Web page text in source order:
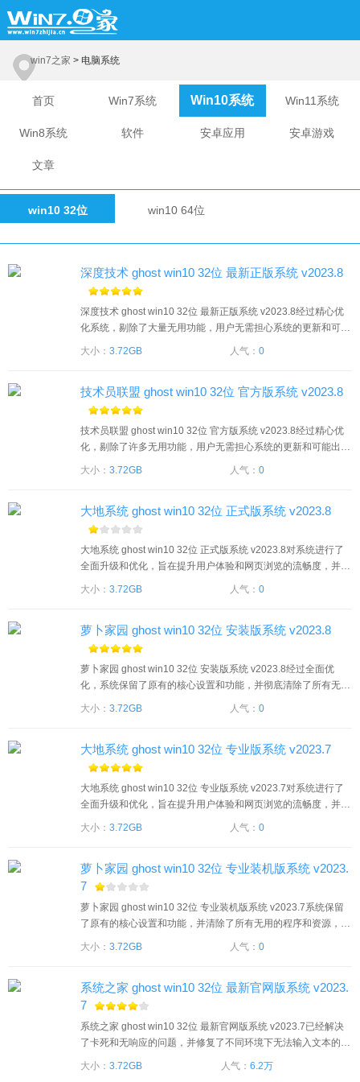
win7之家 > 电脑系统
首页 Win7系统 Win10系统 Win11系统
Win8系统 软件 安卓应用 安卓游戏
文章
win10 32位 win10 64位
深度技术 ghost win10 32位 最新正版系统 v2023.8
深度技术 ghost win10 32位 最新正版系统 v2023.8经过精心优
化系统，剔除了大量无用功能，用户无需担心系统的更新和可能
出现的蓝屏问题。我们细致地处理了各项设置，关闭了大部分不
版系统 v2023.8吧。
大小： 3.72GB 人气： 0
技术员联盟 ghost win10 32位 官方版系统 v2023.8
技术员联盟 ghost win10 32位 官方版系统 v2023.8经过精心优
化，剔除了许多无用功能，用户无需担心系统的更新和可能出现
的蓝屏问题。系统细致地处理了各项设置，关闭了大部分不常用
023.8吧。
大小： 3.72GB 人气： 0
大地系统 ghost win10 32位 正式版系统 v2023.8
大地系统 ghost win10 32位 正式版系统 v2023.8对系统进行了
全面升级和优化，旨在提升用户体验和网页浏览的流畅度，并对
部分硬件进行了优化。系统能够满足不同用户的需求，同时支持
大小： 3.72GB 人气： 0
萝卜家园 ghost win10 32位 安装版系统 v2023.8
萝卜家园 ghost win10 32位 安装版系统 v2023.8经过全面优
化，系统保留了原有的核心设置和功能，并彻底清除了所有无用
的程序和资源，以确保系统运行速度达到最高水平。有需要的用
大小： 3.72GB 人气： 0
大地系统 ghost win10 32位 专业版系统 v2023.7
大地系统 ghost win10 32位 专业版系统 v2023.7对系统进行了
全面升级和优化，旨在提升用户体验和网页浏览的流畅度，并对
部分硬件进行了优化。系统能够满足不同用户的需求，同时支持
大小： 3.72GB 人气： 0
萝卜家园 ghost win10 32位 专业装机版系统 v2023.
7
萝卜家园 ghost win10 32位 专业装机版系统 v2023.7系统保留
了原有的核心设置和功能，并清除了所有无用的程序和资源，以
达到系统的最高运行速度。同时系统进行了全面优化，用户可以
大小： 3.72GB 人气： 0
系统之家 ghost win10 32位 最新官网版系统 v2023.
7
系统之家 ghost win10 32位 最新官网版系统 v2023.7已经解决
了卡死和无响应的问题，并修复了不同环境下无法输入文本的错
误，使得用户操作更加轻松。从安装到使用，我们的系统都非常
大小： 3.72GB 人气： 6.2万